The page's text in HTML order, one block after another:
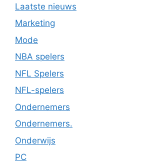
Laatste nieuws
Marketing
Mode
NBA spelers
NFL Spelers
NFL-spelers
Ondernemers
Ondernemers.
Onderwijs
PC